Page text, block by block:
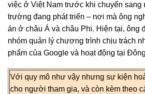
việc ở Việt Nam trước khi chuyển sang
trường đang phát triển – nơi mà ông
án ở châu Á và châu Phi. Hiện tại, ông
nhóm quản lý chương trình chịu trách
phẩm của Google và hoạt động tại
Với quy mô như vậy nhưng sự kiện
cho người tham gia, và còn kèm theo